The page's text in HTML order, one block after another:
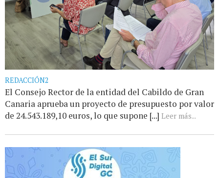
REDACCIÓN2
El Consejo Rector de la entidad del Cabildo de Gran
Canaria aprueba un proyecto de presupuesto por valor
de 24.543.189,10 euros, lo que supone [...] Leer más...